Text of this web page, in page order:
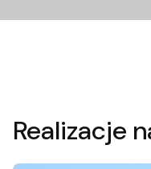
Realizacje